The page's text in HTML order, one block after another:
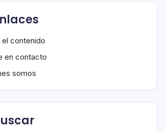
el contenido
en contacto
somos